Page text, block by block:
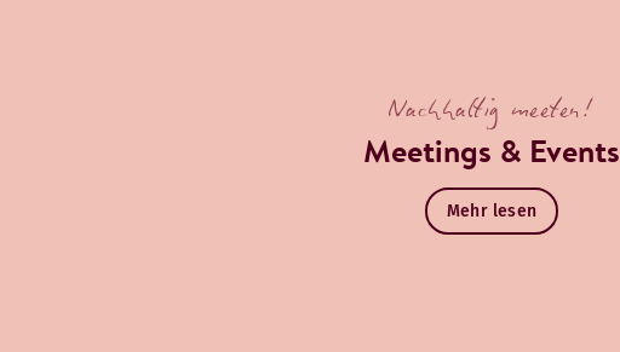
Nachhaltig meeten!
Meetings & Events
Mehr lesen